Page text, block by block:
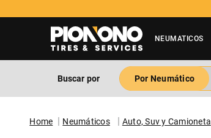
NEUMATICOS
Buscar por Por Neumático
Neumáticos Auto, Suv y Camioneta